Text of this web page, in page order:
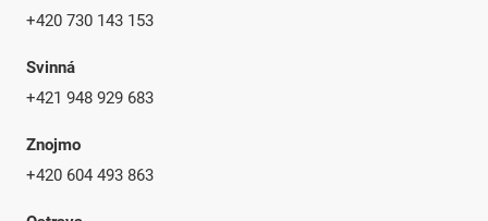
+420 730 143 153
Svinná
+421 948 929 683
Znojmo
+420 604 493 863